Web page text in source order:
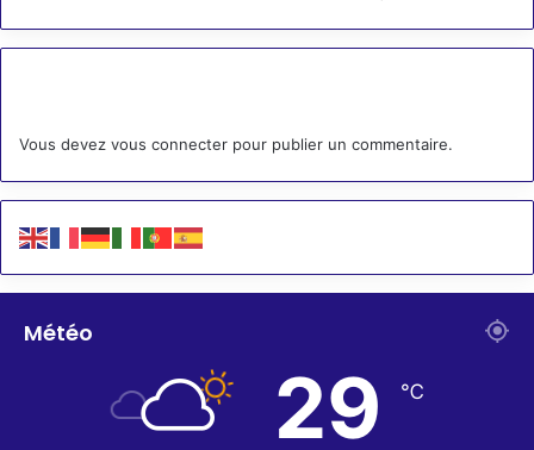
Vous devez vous connecter pour publier un commentaire.
Météo
29 ℃